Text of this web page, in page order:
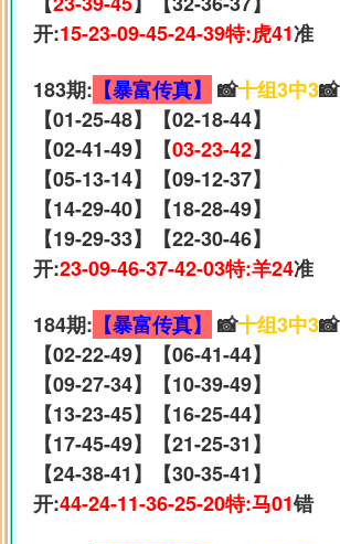
开:15-23-09-45-24-39特:虎41准
183期: 【暴富传真】 📸十组3中3📸
【01-25-48】【02-18-44】
【02-41-49】【03-23-42】
【05-13-14】【09-12-37】
【14-29-40】【18-28-49】
【19-29-33】【22-30-46】
开:23-09-46-37-42-03特:羊24准
184期: 【暴富传真】 📸十组3中3📸
【02-22-49】【06-41-44】
【09-27-34】【10-39-49】
【13-23-45】【16-25-44】
【17-45-49】【21-25-31】
【24-38-41】【30-35-41】
开:44-24-11-36-25-20特:马01错